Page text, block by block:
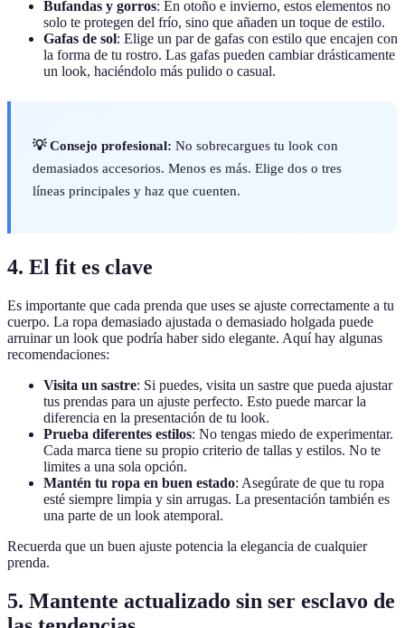
Bufandas y gorros: En otoño e invierno, estos elementos no
solo te protegen del frío, sino que añaden un toque de estilo.
Gafas de sol: Elige un par de gafas con estilo que encajen con
la forma de tu rostro. Las gafas pueden cambiar drásticamente
un look, haciéndolo más pulido o casual.
💡 Consejo profesional: No sobrecargues tu look con
demasiados accesorios. Menos es más. Elige dos o tres
líneas principales y haz que cuenten.
4. El fit es clave
Es importante que cada prenda que uses se ajuste correctamente a tu
cuerpo. La ropa demasiado ajustada o demasiado holgada puede
arruinar un look que podría haber sido elegante. Aquí hay algunas
recomendaciones:
Visita un sastre: Si puedes, visita un sastre que pueda ajustar
tus prendas para un ajuste perfecto. Esto puede marcar la
diferencia en la presentación de tu look.
Prueba diferentes estilos: No tengas miedo de experimentar.
Cada marca tiene su propio criterio de tallas y estilos. No te
limites a una sola opción.
Mantén tu ropa en buen estado: Asegúrate de que tu ropa
esté siempre limpia y sin arrugas. La presentación también es
una parte de un look atemporal.
Recuerda que un buen ajuste potencia la elegancia de cualquier
prenda.
5. Mantente actualizado sin ser esclavo de